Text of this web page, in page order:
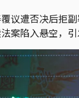
议遭否决后拒
案陷入悬空，引